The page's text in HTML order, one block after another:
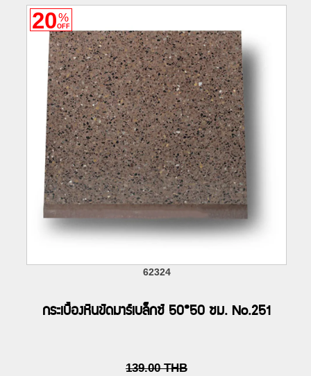
20%
OFF
62324
กระเบื้องหินขัดมาร์เบล็กซ์ 50*50 ซม. No.251
139.00 THB